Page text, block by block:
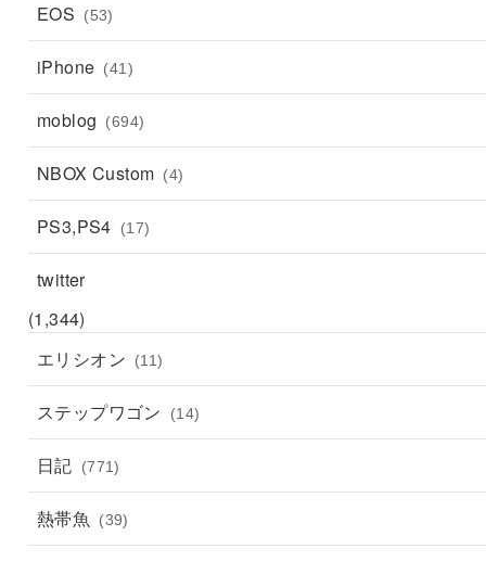
EOS (53)
iPhone (41)
moblog (694)
NBOX Custom (4)
PS3,PS4 (17)
twitter
(1,344)
エリシオン
(11)
ステップワゴン (14)
日記 (771)
熱帯魚 (39)